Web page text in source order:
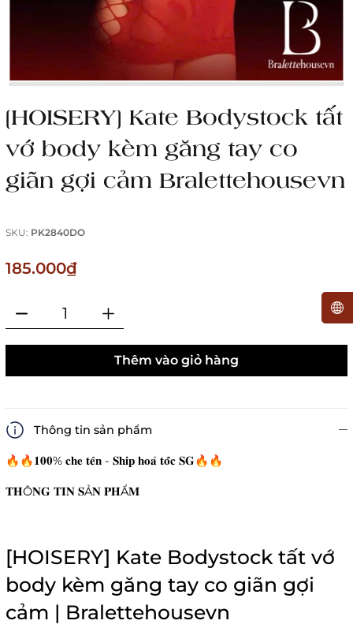
[HOISERY] Kate Bodystock tất
vớ body kèm găng tay co
giãn gợi cảm Bralettehousevn
SKU: PK2840DO
185.000₫
Thêm vào giỏ hàng
Thông tin sản phẩm
🔥🔥𝟏𝟎𝟎% 𝐜𝐡𝐞 𝐭𝐞̂𝐧 - 𝐒𝐡𝐢𝐩 𝐡𝐨𝐚̉ 𝐭𝐨̂́𝐜 𝐒𝐆🔥🔥
𝐓𝐇Ô𝐍𝐆 𝐓𝐈𝐍 𝐒Ả𝐍 𝐏𝐇Ẩ𝐌
[HOISERY] Kate Bodystock tất vớ
body kèm găng tay co giãn gợi
cảm | Bralettehousevn